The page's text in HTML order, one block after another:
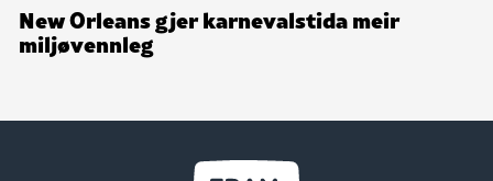
New Orleans gjer karnevalstida meir
miljøvennleg